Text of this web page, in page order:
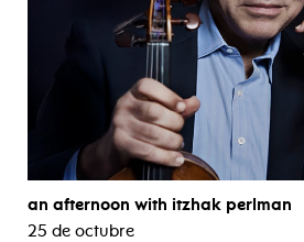
an afternoon with itzhak perlman
25 de octubre